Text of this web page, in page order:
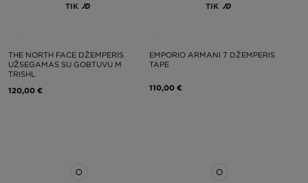
TIK
THE NORTH FACE DŽEMPERIS
UŽSEGAMAS SU GOBTUVU M
TRISHL
120,00 €
TIK
EMPORIO ARMANI 7 DŽEMPERIS
TAPE
110,00 €